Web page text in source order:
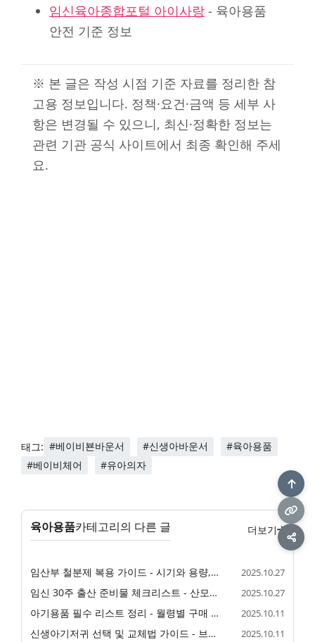
임신육아종합포털 아이사랑 - 육아용품
안전 기준 정보
※ 본 글은 작성 시점 기준 자료를 정리한 참
고용 정보입니다. 정책·요건·금액 등 세부 사
항은 변경될 수 있으니, 최신·정확한 정보는
관련 기관 공식 사이트에서 최종 확인해 주세
요.
태그: #베이비뵨바운서 #신생아바운서
#육아용품
#베이비체어
#유아의자
육아용품카테고리의 다른 글 더보기
임산부 철분제 복용 가이드 - 시기와 용량, 선택과 복용법 2025.10.27
임신 30주 출산 준비물 체크리스트 - 산모용·신생아용 필수품 2025.10.27
아기용품 필수 리스트 정리 - 월령별 구매 가이드 2025.10.11
신생아기저귀 선택 및 교체법 가이드 - 브랜드별 비교와 주의사항 2025.10.11